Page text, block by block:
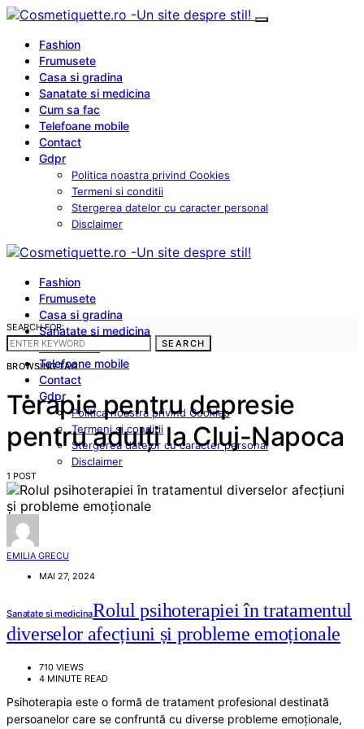
Fashion
Frumusete
Casa si gradina
Sanatate si medicina
Cum sa fac
Telefoane mobile
Contact
Gdpr
Politica noastra privind Cookies
Termeni si conditii
Stergerea datelor cu caracter personal
Disclaimer
Fashion
Frumusete
Casa si gradina
Sanatate si medicina
Cum sa fac
Telefoane mobile
Contact
Gdpr
Politica noastra privind Cookies
Termeni si conditii
Stergerea datelor cu caracter personal
Disclaimer
SEARCH FOR:
SEARCH
BROWSING TAG
Terapie pentru depresie
pentru adulți la Cluj-Napoca
1 POST
EMILIA GRECU
MAI 27, 2024
Sanatate si medicinaRolul psihoterapiei în tratamentul
diverselor afecțiuni și probleme emoționale
710 VIEWS
4 MINUTE READ
Psihoterapia este o formă de tratament profesional destinată
persoanelor care se confruntă cu diverse probleme emoționale,